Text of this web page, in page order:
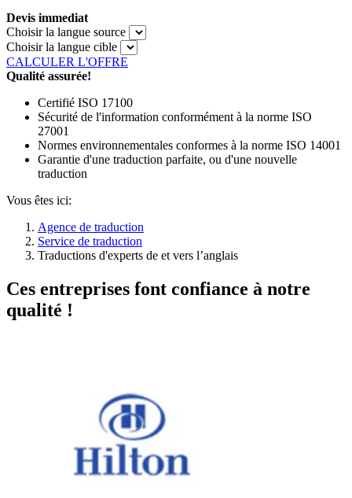
Devis immediat
Choisir la langue source
Choisir la langue cible
CALCULER L'OFFRE
Qualité assurée!
Certifié ISO 17100
Sécurité de l'information conformément à la norme ISO
27001
Normes environnementales conformes à la norme ISO 14001
Garantie d'une traduction parfaite, ou d'une nouvelle
traduction
Vous êtes ici:
Agence de traduction
Service de traduction
Traductions d'experts de et vers l’anglais
Ces entreprises font confiance à notre
qualité !